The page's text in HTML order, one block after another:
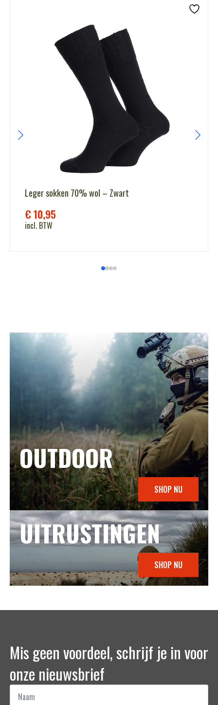
Leger sokken 70% wol – Zwart
€10,95
incl. BTW
OUTDOOR
SHOP NU
UITRUSTINGEN
SHOP NU
Mis geen voordeel, schrijf je in voor
onze nieuwsbrief
Naam